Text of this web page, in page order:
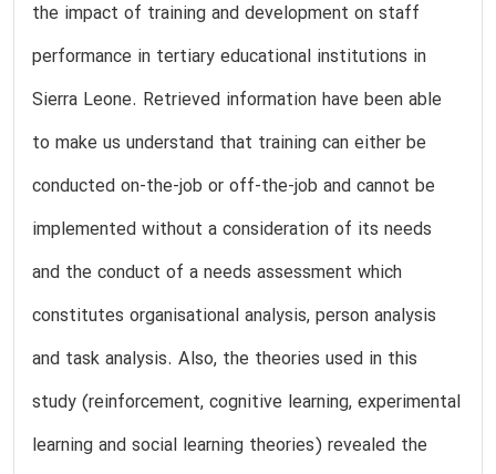
the impact of training and development on staff
performance in tertiary educational institutions in
Sierra Leone. Retrieved information have been able
to make us understand that training can either be
conducted on-the-job or off-the-job and cannot be
implemented without a consideration of its needs
and the conduct of a needs assessment which
constitutes organisational analysis, person analysis
and task analysis. Also, the theories used in this
study (reinforcement, cognitive learning, experimental
learning and social learning theories) revealed the